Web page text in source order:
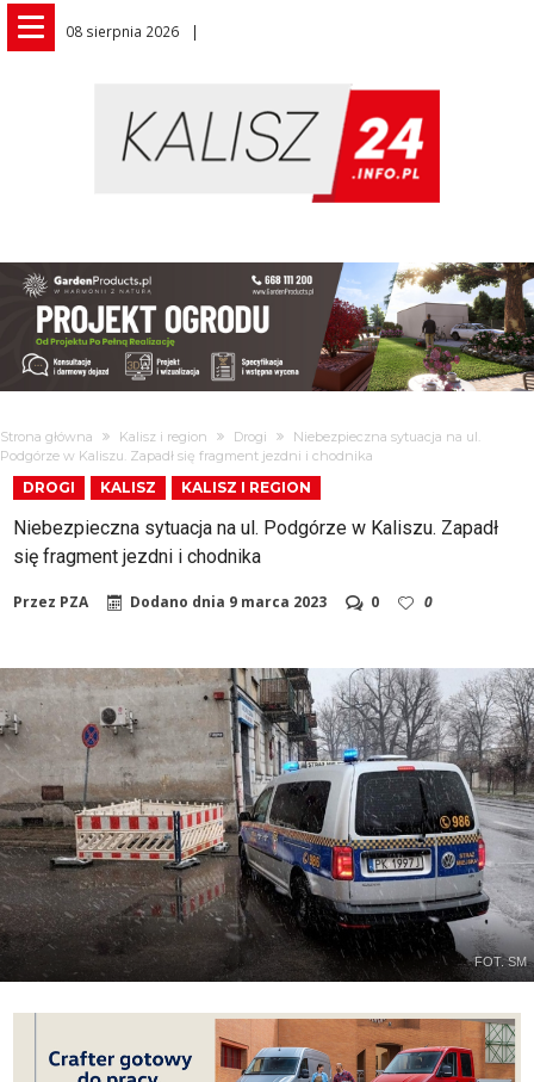
08 sierpnia 2026
Strona główna Kalisz i region Drogi
Niebezpieczna sytuacja na ul.
Podgórze w Kaliszu. Zapadł się fragment jezdni i chodnika
DROGI KALISZ KALISZ I REGION
Niebezpieczna sytuacja na ul. Podgórze w Kaliszu. Zapadł
się fragment jezdni i chodnika
Przez PZA Dodano dnia 9 marca 2023 0 0
FOT. SM